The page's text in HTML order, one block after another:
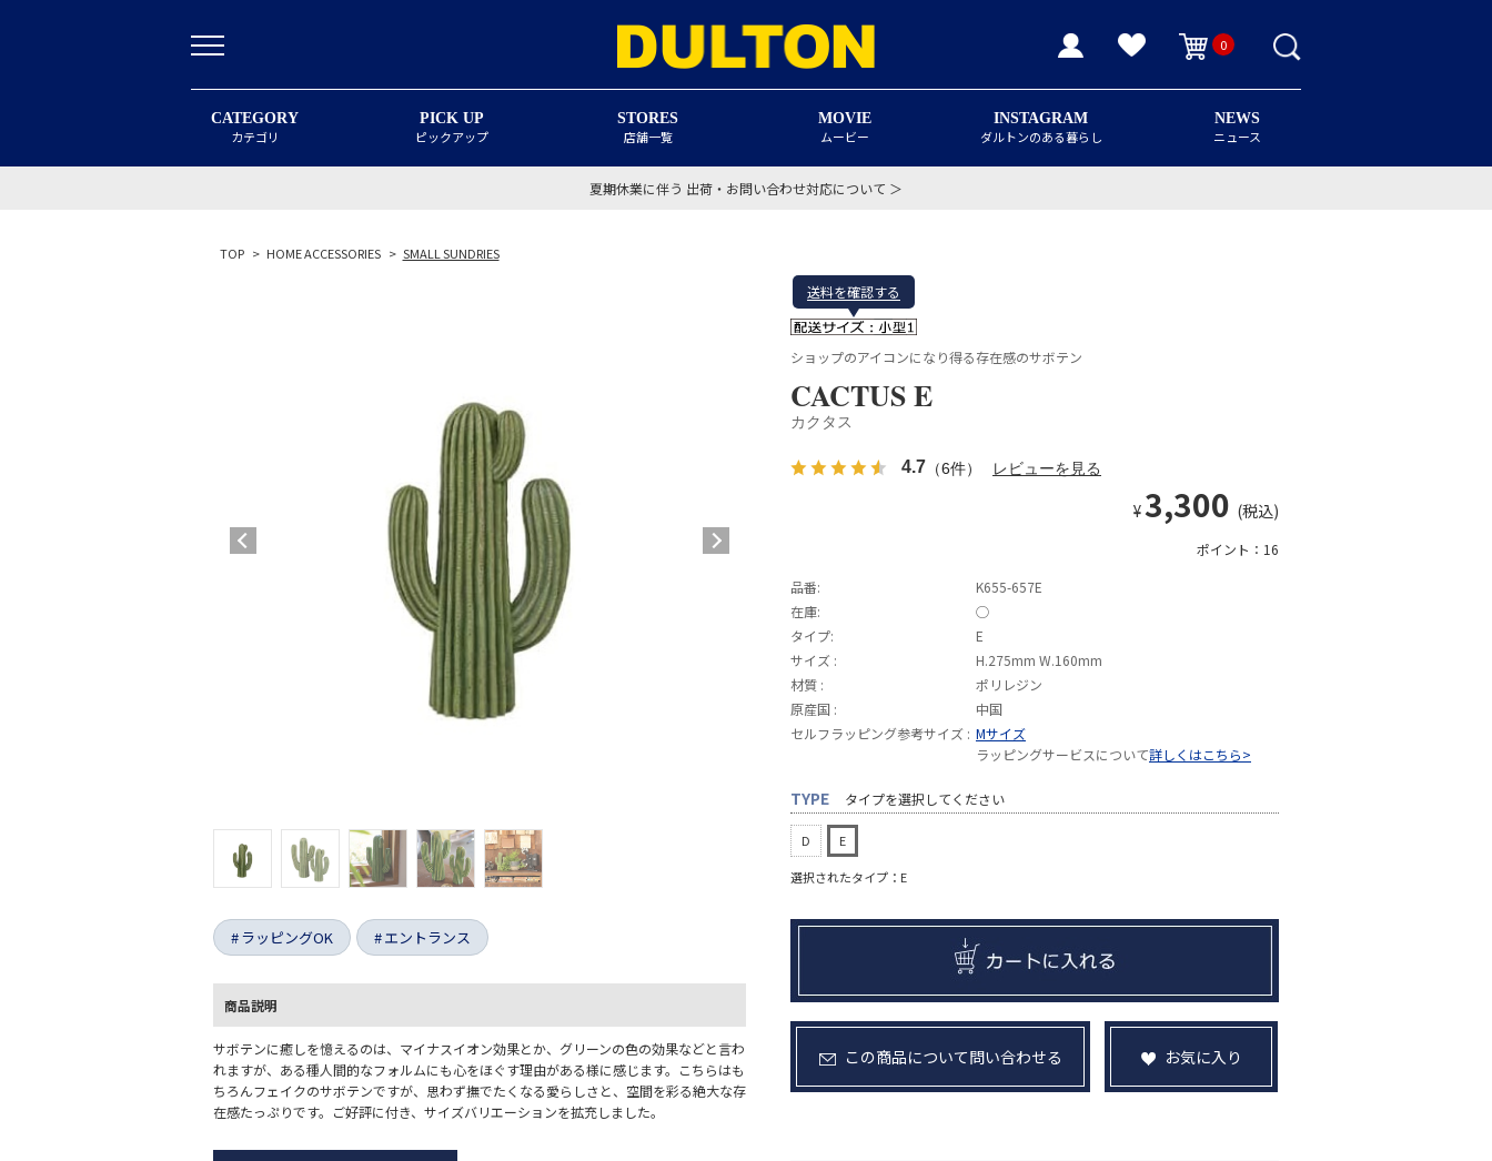
0
CATEGORY
カテゴリ
PICK UP
ピックアップ
STORES
店舗一覧
MOVIE
ムービー
INSTAGRAM
ダルトンのある暮らし
NEWS
ニュース
夏期休業に伴う 出荷・お問い合わせ対応について ＞
TOP > HOME ACCESSORIES > SMALL SUNDRIES
ラッピングOK エントランス
商品説明
サボテンに癒しを憶えるのは、マイナスイオン効果とか、グリーンの色の効果などと言わ
れますが、ある種人間的なフォルムにも心をほぐす理由がある様に感じます。こちらはも
ちろんフェイクのサボテンですが、思わず撫でたくなる愛らしさと、空間を彩る絶大な存
在感たっぷりです。ご好評に付き、サイズバリエーションを拡充しました。
送料を確認する
ショップのアイコンになり得る存在感のサボテン
CACTUS E
カクタス
4.7 （6件） レビューを見る
¥3,300 (税込)
ポイント：16
品番:
K655-657E
在庫:
◯
タイプ:
E
サイズ :
H.275mm W.160mm
材質 :
ポリレジン
原産国 :
中国
セルフラッピング参考サイズ : Mサイズ
ラッピングサービスについて詳しくはこちら>
TYPE タイプを選択してください
D E
選択されたタイプ：E
この商品について問い合わせる お気に入り